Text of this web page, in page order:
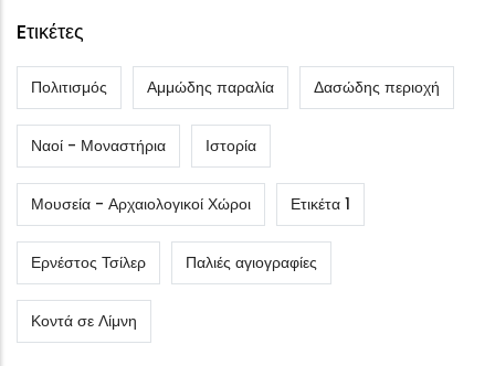
Eτικέτες
Πολιτισμός Αμμώδης παραλία Δασώδης περιοχή
Ναοί - Μοναστήρια Ιστορία
Μουσεία - Αρχαιολογικοί Χώροι Ετικέτα 1
Ερνέστος Τσίλερ Παλιές αγιογραφίες
Κοντά σε Λίμνη